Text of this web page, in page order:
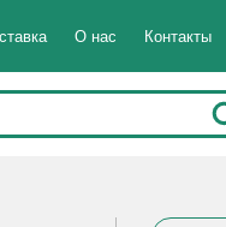
О нас Контакты